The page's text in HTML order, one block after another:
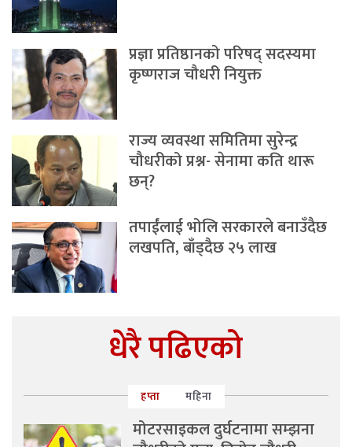
प्रज्ञा प्रतिष्ठानको परिषद् सदस्यमा
कृष्णराज चौधरी नियुक्त
राज्य व्यवस्था समितिमा सुरेन्द्र
चौधरीको प्रश्न- सेनामा कति थारू
छन्?
तपाईंलाई भोलि सरकारले बनाउँदैछ
लखपति, बाँड्दैछ २५ लाख
धेरै पढिएको
हप्ता महिना
मोटरसाइकल दुर्घटनामा सम्झना